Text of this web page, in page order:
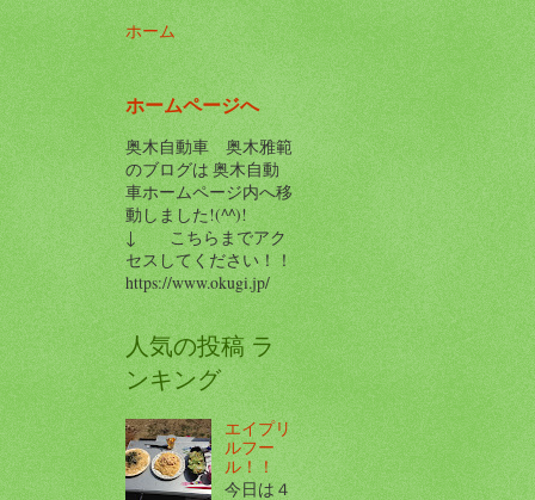
ホーム
ホームページへ
奥木自動車 奥木雅範
のブログは 奥木自動
車ホームページ内へ移
動しました!(^^)!
↓ こちらまでアク
セスしてください！！
https://www.okugi.jp/
人気の投稿 ラ
ンキング
エイプリ
ルフー
ル！！
今日は４